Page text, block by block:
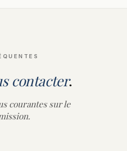
contacter.
courantes sur le